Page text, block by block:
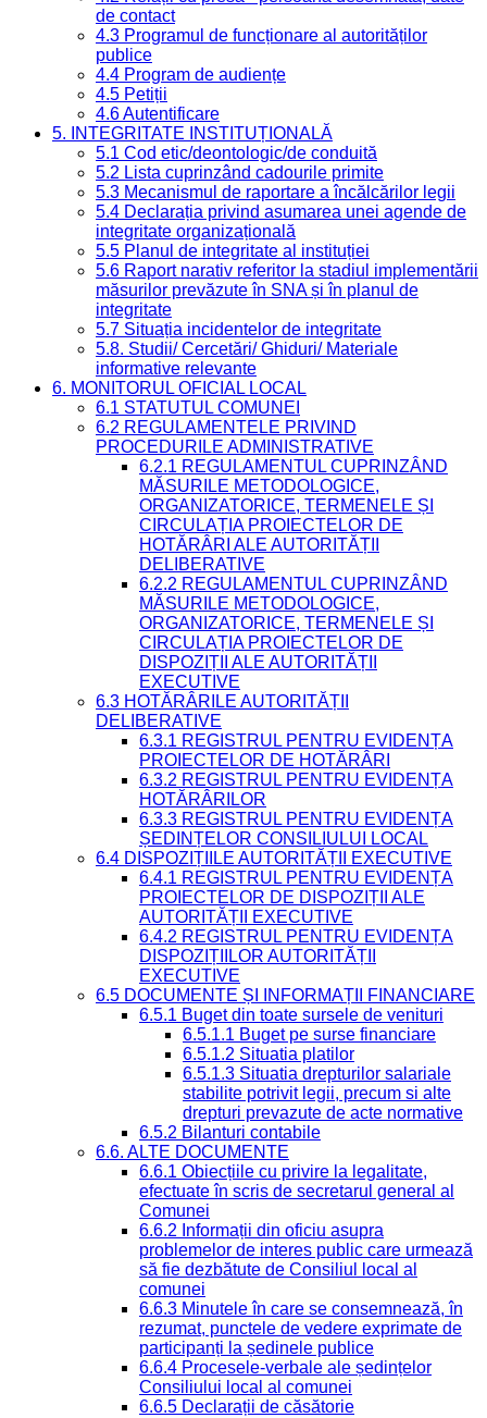
de contact
4.3 Programul de funcționare al autorităților
publice
4.4 Program de audiențe
4.5 Petiții
4.6 Autentificare
5. INTEGRITATE INSTITUȚIONALĂ
5.1 Cod etic/deontologic/de conduită
5.2 Lista cuprinzând cadourile primite
5.3 Mecanismul de raportare a încălcărilor legii
5.4 Declarația privind asumarea unei agende de
integritate organizațională
5.5 Planul de integritate al instituției
5.6 Raport narativ referitor la stadiul implementării
măsurilor prevăzute în SNA și în planul de
integritate
5.7 Situația incidentelor de integritate
5.8. Studii/ Cercetări/ Ghiduri/ Materiale
informative relevante
6. MONITORUL OFICIAL LOCAL
6.1 STATUTUL COMUNEI
6.2 REGULAMENTELE PRIVIND
PROCEDURILE ADMINISTRATIVE
6.2.1 REGULAMENTUL CUPRINZÂND
MĂSURILE METODOLOGICE,
ORGANIZATORICE, TERMENELE ȘI
CIRCULAȚIA PROIECTELOR DE
HOTĂRÂRI ALE AUTORITĂȚII
DELIBERATIVE
6.2.2 REGULAMENTUL CUPRINZÂND
MĂSURILE METODOLOGICE,
ORGANIZATORICE, TERMENELE ȘI
CIRCULAȚIA PROIECTELOR DE
DISPOZIȚII ALE AUTORITĂȚII
EXECUTIVE
6.3 HOTĂRÂRILE AUTORITĂȚII
DELIBERATIVE
6.3.1 REGISTRUL PENTRU EVIDENȚA
PROIECTELOR DE HOTĂRÂRI
6.3.2 REGISTRUL PENTRU EVIDENȚA
HOTĂRÂRILOR
6.3.3 REGISTRUL PENTRU EVIDENȚA
ȘEDINȚELOR CONSILIULUI LOCAL
6.4 DISPOZIȚIILE AUTORITĂȚII EXECUTIVE
6.4.1 REGISTRUL PENTRU EVIDENȚA
PROIECTELOR DE DISPOZIȚII ALE
AUTORITĂȚII EXECUTIVE
6.4.2 REGISTRUL PENTRU EVIDENȚA
DISPOZIȚIILOR AUTORITĂȚII
EXECUTIVE
6.5 DOCUMENTE ȘI INFORMAȚII FINANCIARE
6.5.1 Buget din toate sursele de venituri
6.5.1.1 Buget pe surse financiare
6.5.1.2 Situatia platilor
6.5.1.3 Situatia drepturilor salariale
stabilite potrivit legii, precum si alte
drepturi prevazute de acte normative
6.5.2 Bilanturi contabile
6.6. ALTE DOCUMENTE
6.6.1 Obiecțiile cu privire la legalitate,
efectuate în scris de secretarul general al
Comunei
6.6.2 Informații din oficiu asupra
problemelor de interes public care urmează
să fie dezbătute de Consiliul local al
comunei
6.6.3 Minutele în care se consemnează, în
rezumat, punctele de vedere exprimate de
participanți la ședinele publice
6.6.4 Procesele-verbale ale ședințelor
Consiliului local al comunei
6.6.5 Declarații de căsătorie